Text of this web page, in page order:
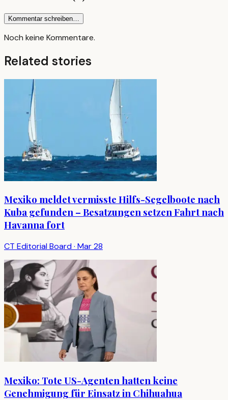
Kommentar schreiben…
Noch keine Kommentare.
Related stories
Mexiko meldet vermisste Hilfs-Segelboote nach
Kuba gefunden – Besatzungen setzen Fahrt nach
Havanna fort
CT Editorial Board· Mar 28
Mexiko: Tote US-Agenten hatten keine
Genehmigung für Einsatz in Chihuahua